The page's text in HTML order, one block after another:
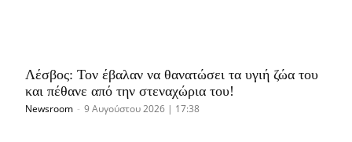
Λέσβος: Τον έβαλαν να θανατώσει τα υγιή ζώα του
και πέθανε από την στεναχώρια του!
Newsroom - 9 Αυγούστου 2026 | 17:38